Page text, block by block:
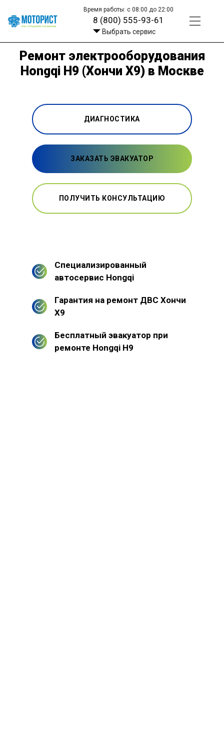
Время работы: с 08:00 до 22:00
8 (800) 555-93-61
Выбрать сервис
Ремонт электрооборудования
Hongqi H9 (Хончи Х9) в Москве
ДИАГНОСТИКА
ЗАКАЗАТЬ ЭВАКУАТОР
ПОЛУЧИТЬ КОНСУЛЬТАЦИЮ
Специализированный
автосервис Hongqi
Гарантия на ремонт ДВС Хончи
Х9
Бесплатный эвакуатор при
ремонте Hongqi H9